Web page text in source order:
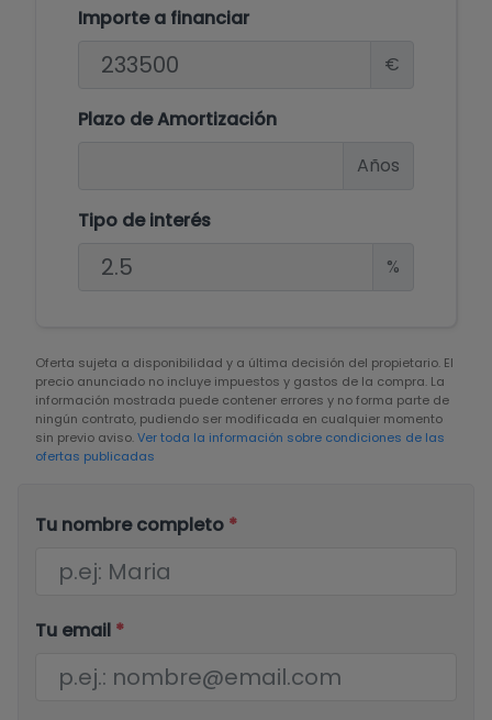
Importe a financiar
€
Plazo de Amortización
Años
Tipo de interés
%
Oferta sujeta a disponibilidad y a última decisión del propietario. El
precio anunciado no incluye impuestos y gastos de la compra. La
información mostrada puede contener errores y no forma parte de
ningún contrato, pudiendo ser modificada en cualquier momento
sin previo aviso.Ver toda la información sobre condiciones de las
ofertas publicadas
Tu nombre completo *
Tu email *